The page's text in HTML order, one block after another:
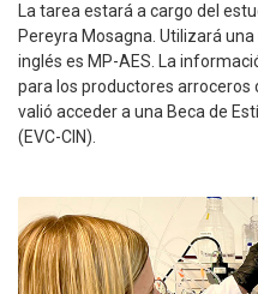
La tarea estará a cargo del
Pereyra Mosagna. Utilizará
inglés es MP-AES. La
para los productores arroceros
valió acceder a una Beca de
(EVC-CIN).